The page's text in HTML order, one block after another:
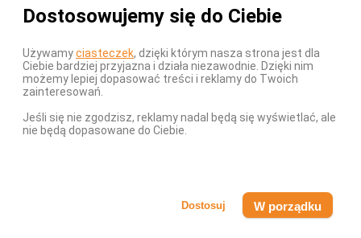
Dla Mężczyzn
Forma
Kapsułki
Suplement diety / Środek spożywczy zastępujący całodzienną dietę,
Nie należy przekraczać zalecanego dziennego spożycia.
Nie stosować u kobiet w ciąży, chyba że w opisie produktu zalecane
Dostosowujemy się do Ciebie
Używamyciasteczek, dzięki którym nasza strona jest dla
Ciebie bardziej przyjazna i działa niezawodnie. Dzięki nim
możemy lepiej dopasować treści i reklamy do Twoich
zainteresowań.
Jeśli się nie zgodzisz, reklamy nadal będą się wyświetlać, ale
nie będą dopasowane do Ciebie.
W porządku